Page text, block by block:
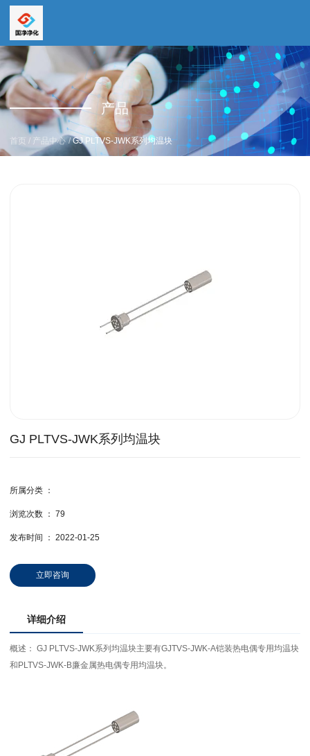
全国服务热线
19157616862
全国服务热线
15669159195产品
首页 / 产品中心 /GJ PLTVS-JWK系列均温块
GJ PLTVS-JWK系列均温块
所属分类 ：
浏览次数 ： 79
发布时间 ： 2022-01-25
立即咨询
详细介绍
概述： GJ PLTVS-JWK系列均温块主要有GJTVS-JWK-A铠装热电偶专用均温块
和PLTVS-JWK-B廉金属热电偶专用均温块。